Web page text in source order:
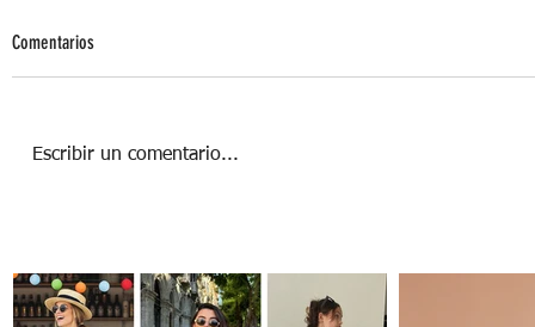
Comentarios
Escribir un comentario...